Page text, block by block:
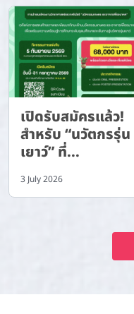
เปิดรับสมัครแล้ว!
สำหรับ “นวัตกรรุ่น
เยาว์” ที่...
3 July 2026